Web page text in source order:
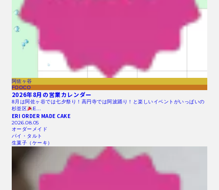
阿佐ヶ谷
FOOCO
2026年8月の営業カレンダー
8月は阿佐ヶ谷では七夕祭り！高円寺では阿波踊り！と楽しいイベントがいっぱいの
杉並区
E…
ERI ORDER MADE CAKE
2026.08.05
オーダーメイド
パイ・タルト
生菓子（ケーキ）